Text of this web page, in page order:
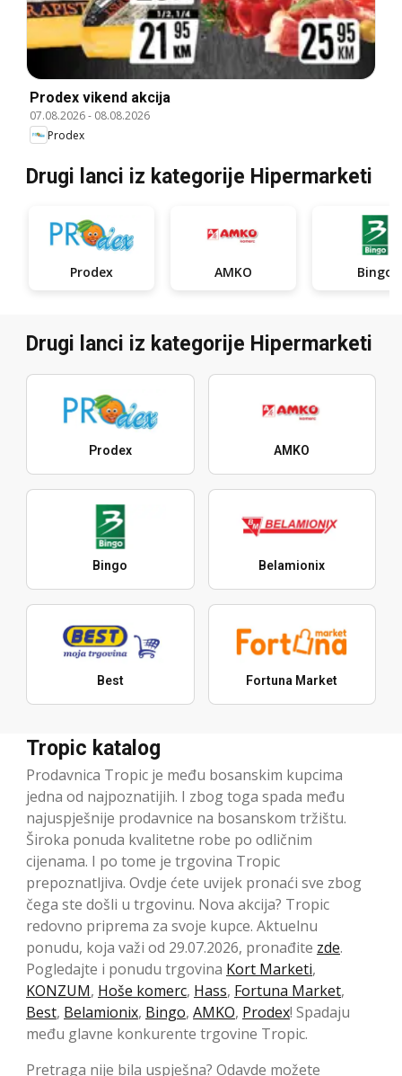
Prodex vikend akcija
07.08.2026- 08.08.2026
Prodex
Drugi lanci iz kategorije Hipermarketi
Prodex AMKO Bingo
Drugi lanci iz kategorije Hipermarketi
Prodex AMKO
Bingo Belamionix
Best Fortuna Market
Tropic katalog
Prodavnica Tropic je među bosanskim kupcima
jedna od najpoznatijih. I zbog toga spada među
najuspješnije prodavnice na bosanskom tržištu.
Široka ponuda kvalitetne robe po odličnim
cijenama. I po tome je trgovina Tropic
prepoznatljiva. Ovdje ćete uvijek pronaći sve zbog
čega ste došli u trgovinu. Nova akcija? Tropic
redovno priprema za svoje kupce. Aktuelnu
ponudu, koja važi od 29.07.2026, pronađite zde.
Pogledajte i ponudu trgovina Kort Marketi,
KONZUM, Hoše komerc, Hass, Fortuna Market,
Best, Belamionix, Bingo, AMKO, Prodex! Spadaju
među glavne konkurente trgovine Tropic.
Pretraga nije bila uspješna? Odavde možete